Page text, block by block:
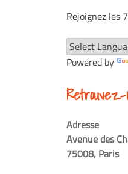
Rejoignez les
Powered by
Retrouvez-
Adresse
Avenue des
75008, Paris